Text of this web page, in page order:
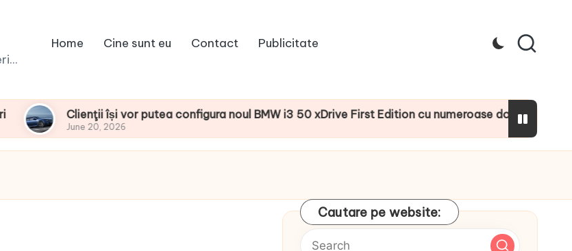
Home Cine sunt eu Contact Publicitate
Clienţii își vor putea configura noul BMW i3 50 xDrive First Edition cu numeroase dotări suplimentare
June 20, 2026
Cautare pe website: